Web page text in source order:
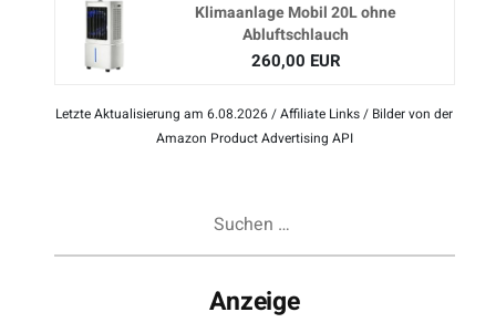
Klimaanlage Mobil 20L ohne
Abluftschlauch
260,00 EUR
Letzte Aktualisierung am 6.08.2026 / Affiliate Links / Bilder von der
Amazon Product Advertising API
Anzeige